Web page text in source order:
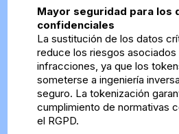
Mayor seguridad para los
confidenciales
La sustitución de los datos
reduce los riesgos asociados
infracciones, ya que los
someterse a ingeniería
seguro. La tokenización
cumplimiento de normativas
el RGPD.